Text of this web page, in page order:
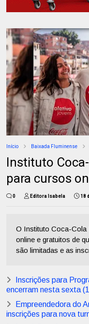
Início Baixada Fluminense
Instituto
para cursos
0 Editora Isabela 18
O Instituto Coca-Cola
online e gratuitos de
são limitadas e as
Inscrições para
encerram nesta sexta
Empreendedora do
inscrições para nova